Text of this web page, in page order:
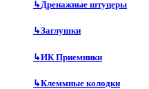
↳Дренажные штуцеры
↳Заглушки
↳ИК Приемники
↳Клеммные колодки